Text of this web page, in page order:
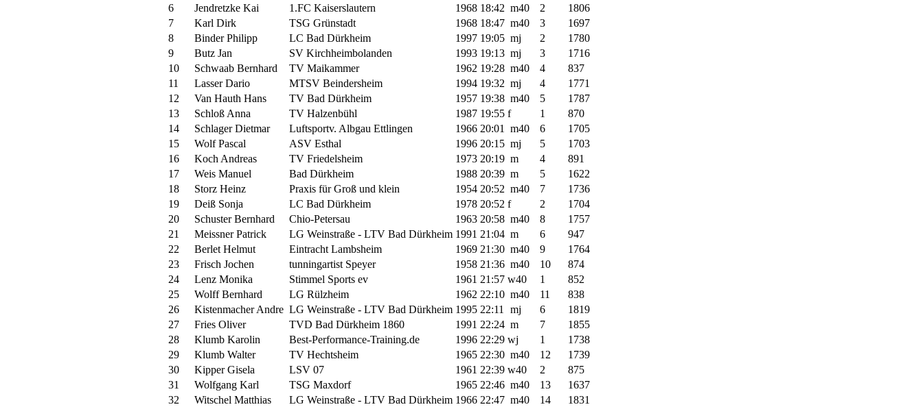
6
Jendretzke Kai 1.FC Kaiserslautern 1968 18:42 m40 2
1806
7
Karl Dirk TSG Grünstadt 1968 18:47 m40 3
1697
8
Binder Philipp LC Bad Dürkheim 1997 19:05 mj 2
1780
9
Butz Jan SV Kirchheimbolanden 1993 19:13 mj 3
1716
10
Schwaab Bernhard TV Maikammer 1962 19:28 m40 4
837
11
Lasser Dario MTSV Beindersheim 1994 19:32 mj 4
1771
12
Van Hauth Hans TV Bad Dürkheim 1957 19:38 m40 5
1787
13
Schloß Anna TV Halzenbühl 1987 19:55 f 1
870
14
Schlager Dietmar Luftsportv. Albgau Ettlingen 1966 20:01 m40 6
1705
15
Wolf Pascal ASV Esthal 1996 20:15 mj 5
1703
16
Koch Andreas TV Friedelsheim 1973 20:19 m 4
891
17
Weis Manuel Bad Dürkheim 1988 20:39 m 5
1622
18
Storz Heinz Praxis für Groß und klein 1954 20:52 m40 7
1736
19
Deiß Sonja LC Bad Dürkheim 1978 20:52 f 2
1704
20
Schuster Bernhard Chio-Petersau 1963 20:58 m40 8
1757
21
Meissner Patrick LG Weinstraße - LTV Bad Dürkheim 1991 21:04 m 6
947
22
Berlet Helmut Eintracht Lambsheim 1969 21:30 m40 9
1764
23
Frisch Jochen tunningartist Speyer 1958 21:36 m40 10
874
24
Lenz Monika Stimmel Sports ev 1961 21:57 w40 1
852
25
Wolff Bernhard LG Rülzheim 1962 22:10 m40 11
838
26
Kistenmacher Andre LG Weinstraße - LTV Bad Dürkheim 1995 22:11 mj 6
1819
27
Fries Oliver TVD Bad Dürkheim 1860 1991 22:24 m 7
1855
28
Klumb Karolin Best-Performance-Training.de 1996 22:29 wj 1
1738
29
Klumb Walter TV Hechtsheim 1965 22:30 m40 12
1739
30
Kipper Gisela LSV 07 1961 22:39 w40 2
875
31
Wolfgang Karl TSG Maxdorf 1965 22:46 m40 13
1637
32
Witschel Matthias LG Weinstraße - LTV Bad Dürkheim 1966 22:47 m40 14
1831